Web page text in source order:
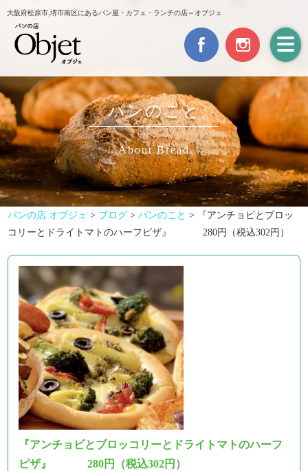
大阪府松原市,堺市南区にあるパン屋・カフェ・ランチの店～オブジェ
パンのこと
About Bread
パンの店 オブジェ > ブログ >パンのこと >
『アンチョビとブロッ
コリーとドライトマトのハーフピザ』 280円（税込302円）
『アンチョビとブロッコリーとドライトマトのハーフ
ピザ』 280円（税込302円）